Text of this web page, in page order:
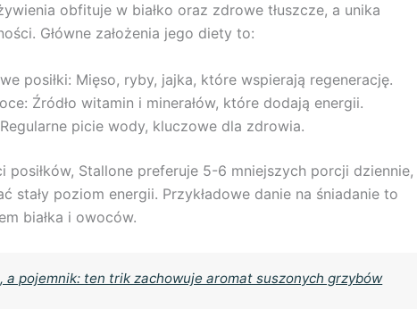
obfituje w białko oraz zdrowe tłuszcze, a unika
Główne założenia jego diety to:
posiłki: Mięso, ryby, jajka, które wspierają regenerację.
Źródło witamin i minerałów, które dodają energii.
picie wody, kluczowe dla zdrowia.
posiłków, Stallone preferuje 5-6 mniejszych porcji dziennie,
stały poziom energii. Przykładowe danie na śniadanie to
białka i owoców.
a pojemnik: ten trik zachowuje aromat suszonych grzybów